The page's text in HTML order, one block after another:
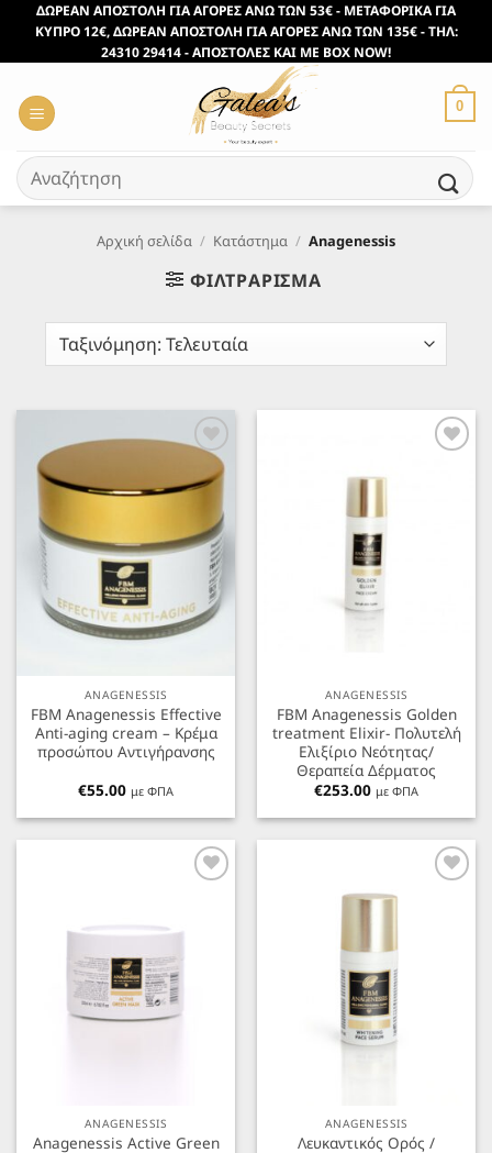
Μετάβαση
περιεχόμενο
ΔΩΡΕΑΝ ΑΠΟΣΤΟΛΗ ΓΙΑ ΑΓΟΡΕΣ ΑΝΩ ΤΩΝ 53€ - ΜΕΤΑΦΟΡΙΚΑ ΓΙΑ
ΚΥΠΡΟ 12€, ΔΩΡΕΑΝ ΑΠΟΣΤΟΛΗ ΓΙΑ ΑΓΟΡΕΣ ΑΝΩ ΤΩΝ 135€ - ΤΗΛ:
24310 29414 - ΑΠΟΣΤΟΛΕΣ ΚΑΙ ΜΕ BOX NOW!
0
Αναζήτηση
για:
Αρχική σελίδα / Κατάστημα / Anagenessis
ΦΙΛΤΡΆΡΙΣΜΑ
Προσθήκη
Αγαπημένα
ANAGENESSIS
FBM Anagenessis Effective
Anti-aging cream – Κρέμα
προσώπου Αντιγήρανσης
€55.00 με ΦΠΑ
Προσθήκη
ANAGENESSIS
FBM Anagenessis Golden
treatment Elixir- Πολυτελή
Ελιξίριο Νεότητας/
Θεραπεία Δέρματος
€253.00 με ΦΠΑ
Προσθήκη
ANAGENESSIS
Anagenessis Active Green
Προσθήκη
ANAGENESSIS
Λευκαντικός Ορός /